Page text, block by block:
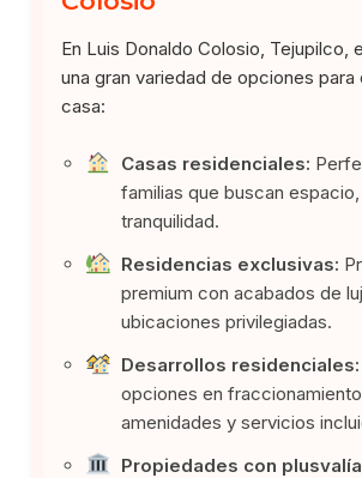
En Luis Donaldo Colosio, Tejupilco,
una gran variedad de opciones para
casa:
Casas residenciales:
familias que buscan
tranquilidad.
Residencias exclusivas:
premium con acabados de
ubicaciones privilegiadas.
Desarrollos residenciales:
opciones en
amenidades y servicios
Propiedades con